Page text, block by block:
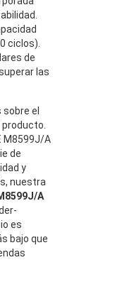
ciclos).
de
las
el
M8599J/A
de
y
nuestra
A
es
bajo que